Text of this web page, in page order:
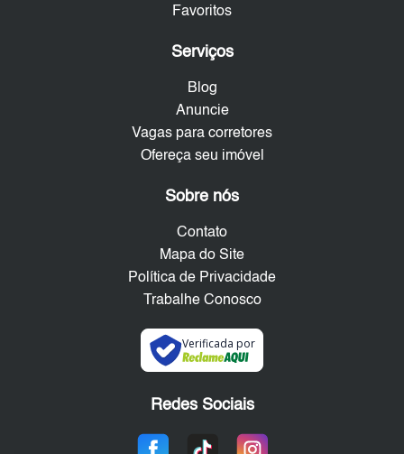
Favoritos
Serviços
Blog
Anuncie
Vagas para corretores
Ofereça seu imóvel
Sobre nós
Contato
Mapa do Site
Política de Privacidade
Trabalhe Conosco
Verificada por
Redes Sociais